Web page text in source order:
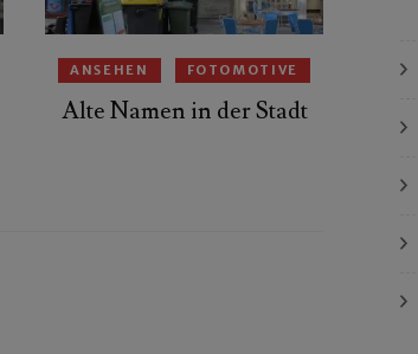
ANSEHEN FOTOMOTIVE
Alte Namen in der Stadt